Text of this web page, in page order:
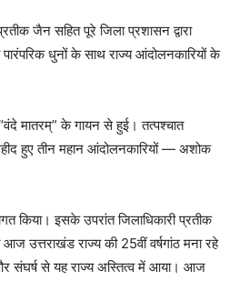
जैन सहित पूरे जिला प्रशासन द्वारा
धुनों के साथ राज्य आंदोलनकारियों के
मातरम्” के गायन से हुई। तत्पश्चात
हुए तीन महान आंदोलनकारियों — अशोक
किया। इसके उपरांत जिलाधिकारी प्रतीक
उत्तराखंड राज्य की 25वीं वर्षगांठ मना रहे
संघर्ष से यह राज्य अस्तित्व में आया। आज